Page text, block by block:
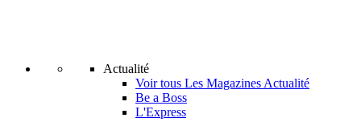
Actualité
Voir tous Les Magazines Actualité
Be a Boss
L'Express